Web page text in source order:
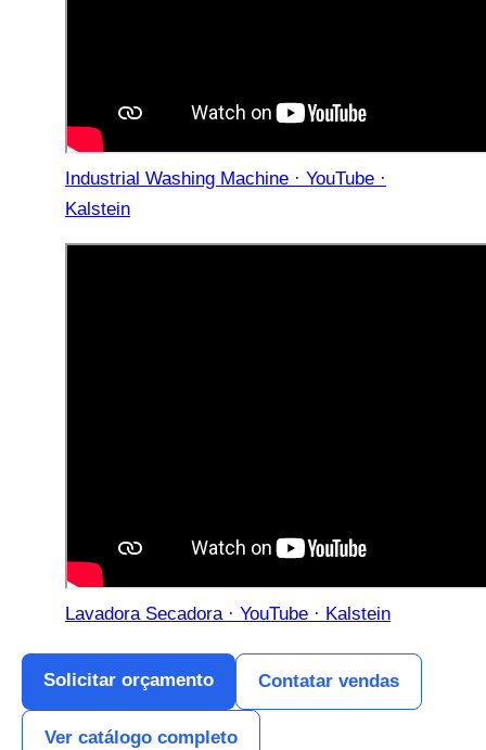
Industrial Washing Machine · YouTube ·
Kalstein
Lavadora Secadora · YouTube · Kalstein
Solicitar orçamento Contatar vendas
Ver catálogo completo